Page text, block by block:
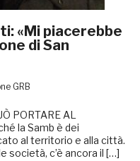
«Mi piacerebbe
di San
GRB
PORTARE AL
la Samb è dei
al territorio e alla città.
società, c’è ancora il […]